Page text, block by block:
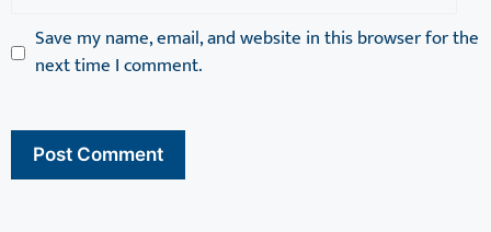
Save my name, email, and website in this browser for the
next time I comment.